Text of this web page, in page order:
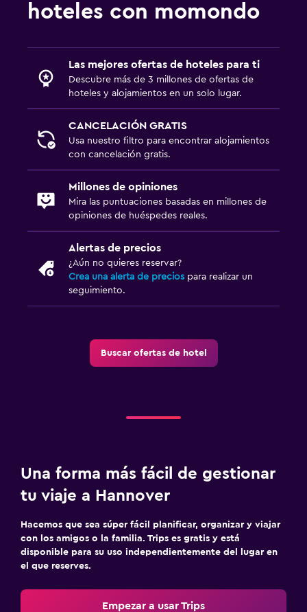
hoteles con momondo
Las mejores ofertas de hoteles para ti
Descubre más de 3 millones de ofertas de
hoteles y alojamientos en un solo lugar.
CANCELACIÓN GRATIS
Usa nuestro filtro para encontrar alojamientos
con cancelación gratis.
Millones de opiniones
Mira las puntuaciones basadas en millones de
opiniones de huéspedes reales.
Alertas de precios
¿Aún no quieres reservar?
Crea una alerta de precios para realizar un
seguimiento.
Buscar ofertas de hotel
Una forma más fácil de gestionar
tu viaje a Hannover
Hacemos que sea súper fácil planificar, organizar y viajar
con los amigos o la familia. Trips es gratis y está
disponible para su uso independientemente del lugar en
el que reserves.
Empezar a usar Trips